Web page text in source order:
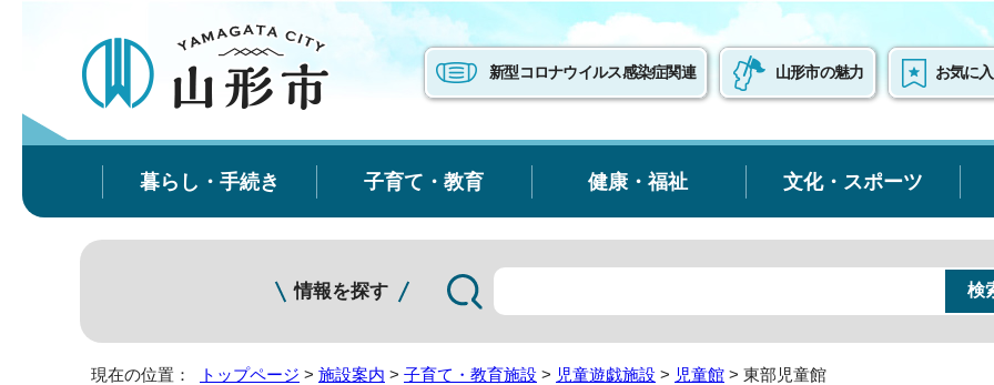
新型コロナウイルス感染症関連 山形市の魅力 お気に
暮らし・手続き 子育て・教育 健康・福祉 文化・スポーツ
情報を探す
現在の位置： トップページ > 施設案内 > 子育て・教育施設 > 児童遊戯施設 > 児童館 > 東部児童館